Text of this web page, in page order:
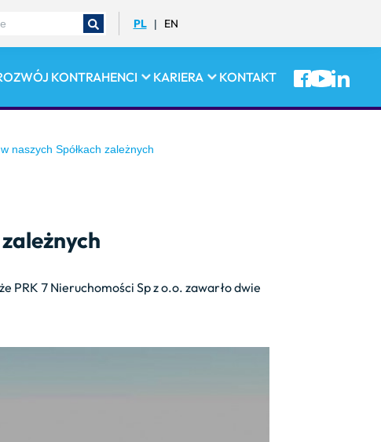
PL | EN
KONTRAHENCI KARIERA KONTAKT
naszych Spółkach zależnych
PRK 7 Nieruchomości Sp z o.o. zawarło dwie